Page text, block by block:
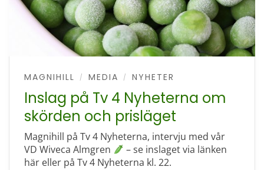
MAGNIHILL / MEDIA / NYHETER
Inslag på Tv 4 Nyheterna om
skörden och prisläget
Magnihill på Tv 4 Nyheterna, intervju med vår
VD Wiveca Almgren
– se inslaget via länken
här eller på Tv 4 Nyheterna kl. 22.